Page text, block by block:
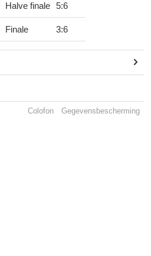
Halve finale 5:6
Finale 3:6
Colofon Gegevensbescherming